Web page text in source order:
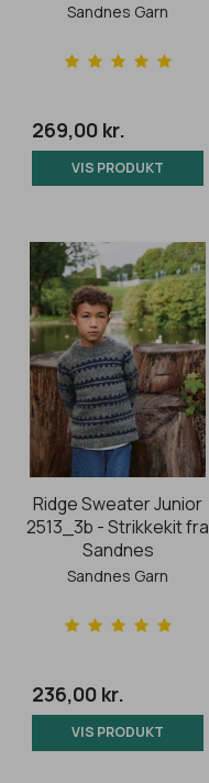
Sandnes Garn
269,00 kr.
VIS PRODUKT
Ridge Sweater Junior
2513_3b - Strikkekit fra
Sandnes
Sandnes Garn
236,00 kr.
VIS PRODUKT